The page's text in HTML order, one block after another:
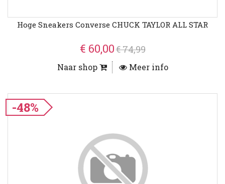
Hoge Sneakers Converse CHUCK TAYLOR ALL STAR
€ 60,00€ 74,99
Naar shop Meer info
-48%